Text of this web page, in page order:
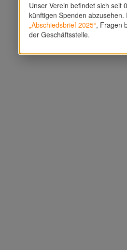
Unser Verein befindet sich seit
künftigen Spenden
„Abschiedsbrief 2025“, Fragen
der Geschäftsstelle.